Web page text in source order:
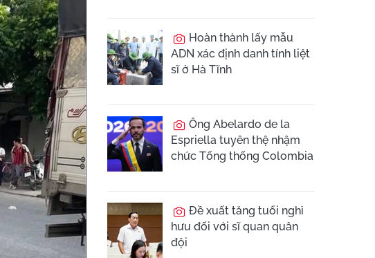
Hoàn thành lấy mẫu
ADN xác định danh tính liệt
sĩ ở Hà Tĩnh
Ông Abelardo de la
Espriella tuyên thệ nhậm
chức Tổng thống Colombia
Đề xuất tăng tuổi nghỉ
hưu đối với sĩ quan quân
đội